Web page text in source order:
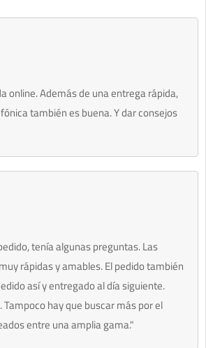
online. Además de una entrega rápida,
también es buena. Y dar consejos
tenía algunas preguntas. Las
rápidas y amables. El pedido también
así y entregado al día siguiente.
hay que buscar más por el
entre una amplia gama."